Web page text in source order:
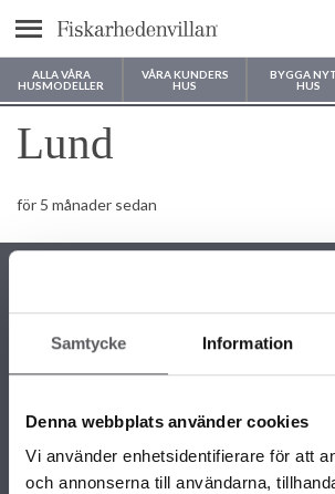
Samtycke Information
Denna webbplats använder cookies
Vi använder enhetsidentifierare för att
och annonserna till användarna,
Meny
ALLA VÅRA
HUSMODELLER
VÅRA KUNDERS
HUS
BYGGA
HUS
Var vill du bygga ditt
Lund
för 5 månader sedan
KONTAKTINFORMATION
info@fiskarhedenvillan.se
Box 882, 781 29 Borlänge